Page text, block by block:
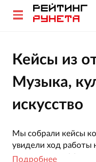
Кейсы из
Музыка,
искусство
Мы собрали кейсы
увидели ход работы
деятельности
Подробнее